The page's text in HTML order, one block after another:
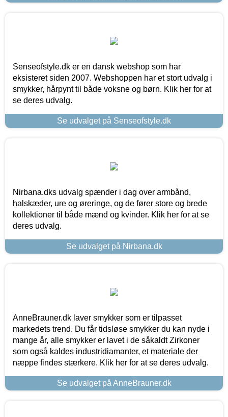
Senseofstyle.dk er en dansk webshop som har
eksisteret siden 2007. Webshoppen har et stort udvalg i
smykker, hårpynt til både voksne og børn. Klik her for at
se deres udvalg.
Se udvalget på Senseofstyle.dk
Nirbana.dks udvalg spænder i dag over armbånd,
halskæder, ure og øreringe, og de fører store og brede
kollektioner til både mænd og kvinder. Klik her for at se
deres udvalg.
Se udvalget på Nirbana.dk
AnneBrauner.dk laver smykker som er tilpasset
markedets trend. Du får tidsløse smykker du kan nyde i
mange år, alle smykker er lavet i de såkaldt Zirkoner
som også kaldes industridiamanter, et materiale der
næppe findes stærkere. Klik her for at se deres udvalg.
Se udvalget på AnneBrauner.dk